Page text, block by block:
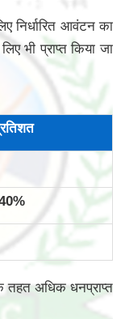
निर्धारित आवंटन का
भी प्राप्त किया जा
%
तहत अधिक धनप्राप्त